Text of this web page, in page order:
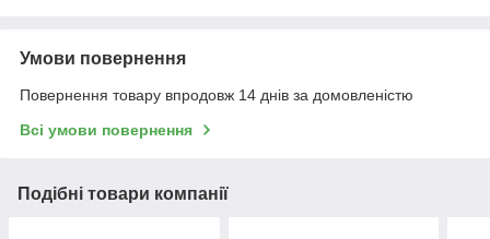
Умови повернення
Повернення товару впродовж 14 днів за домовленістю
Всі умови повернення
Подібні товари компанії